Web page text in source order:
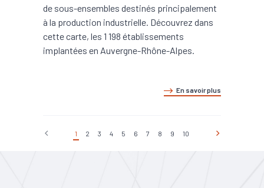
de sous-ensembles destinés principalement
à la production industrielle. Découvrez dans
cette carte, les 1 198 établissements
implantées en Auvergne-Rhône-Alpes.
En savoir plus
1 2 3 4 5 6 7 8 9 10